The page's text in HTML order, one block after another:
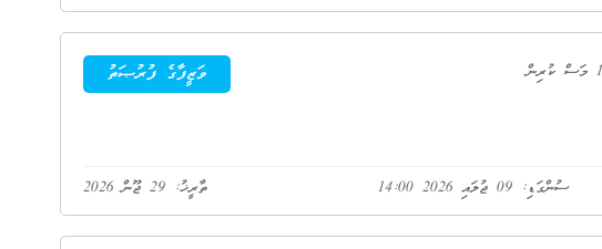
ވަޒީފާގެ ފުރުޞަތު
ތާރީޚު: 29 ޖޫން 2026 ސުންގަޑި: 09 ޖުލައި 2026 14:00